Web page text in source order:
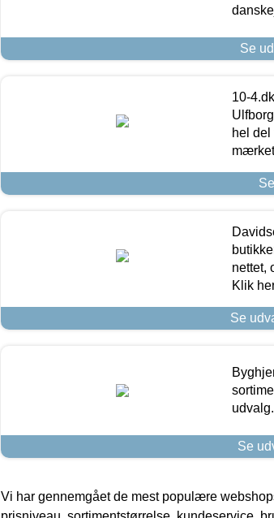
Se
10-
hel
nettet,
Klik
Se
udvalg.
Se
Vi har gennemgået de mest populære